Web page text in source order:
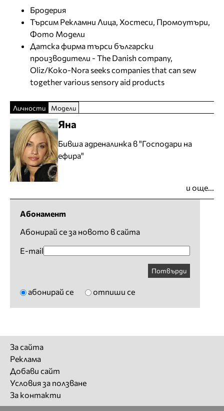
Бродерия
Търсим Рекламни Лица, Хостеси, Промоутъри,
Фото Модели
Датска фирма търси български
производители - The Danish company,
Oliz/Koko-Nora seeks companies that can sew
together various sensory aid products
Личности Модели
Яна
Бивша адреналинка в "Господари на
ефира"
и още...
Абонамент
Абонирай се за новото в сайта
E-mail
Потвърди
абонирай се отпиши се
За сайта
Реклама
Добави сайт
Условия за ползване
За контакти